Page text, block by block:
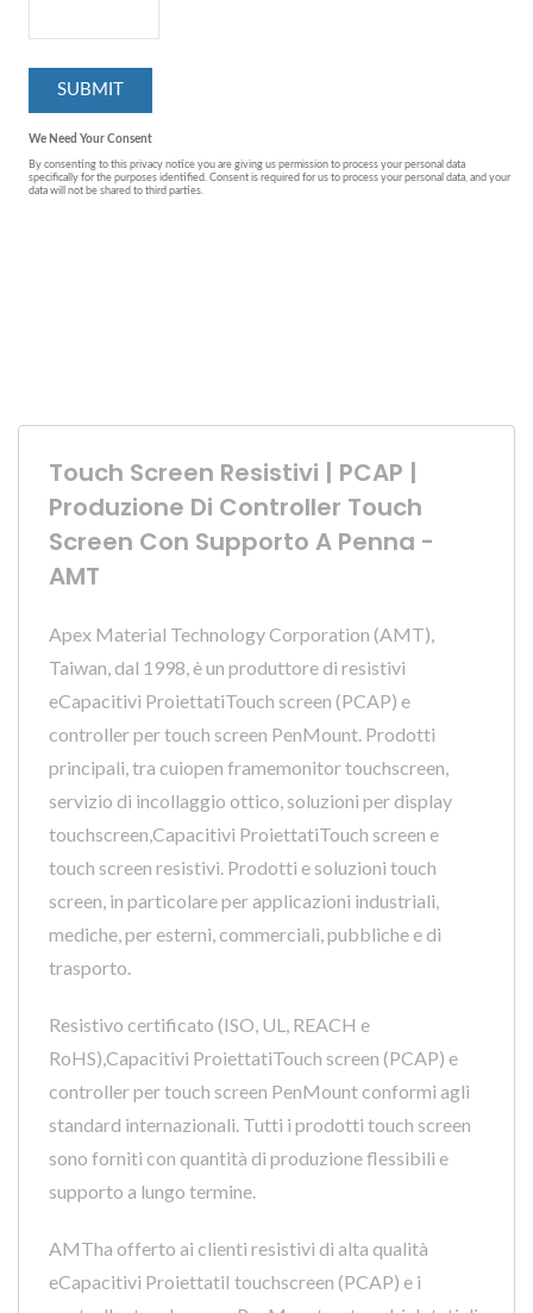
Touch Screen Resistivi | PCAP |
Produzione Di Controller Touch
Screen Con Supporto A Penna -
AMT
Apex Material Technology Corporation (AMT),
Taiwan, dal 1998, è un produttore di resistivi
eCapacitivi ProiettatiTouch screen (PCAP) e
controller per touch screen PenMount. Prodotti
principali, tra cuiopen framemonitor touchscreen,
servizio di incollaggio ottico, soluzioni per display
touchscreen,Capacitivi ProiettatiTouch screen e
touch screen resistivi. Prodotti e soluzioni touch
screen, in particolare per applicazioni industriali,
mediche, per esterni, commerciali, pubbliche e di
trasporto.
Resistivo certificato (ISO, UL, REACH e
RoHS),Capacitivi ProiettatiTouch screen (PCAP) e
controller per touch screen PenMount conformi agli
standard internazionali. Tutti i prodotti touch screen
sono forniti con quantità di produzione flessibili e
supporto a lungo termine.
AMTha offerto ai clienti resistivi di alta qualità
eCapacitivi ProiettatiI touchscreen (PCAP) e i